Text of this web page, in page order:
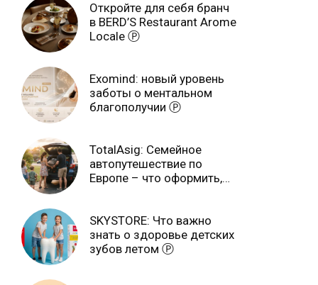
Откройте для себя бранч
в BERD’S Restaurant Arome
Locale Ⓟ
Exomind: новый уровень
заботы о ментальном
благополучии Ⓟ
TotalAsig: Семейное
автопутешествие по
Европе – что оформить,
SKYSTORE: Что важно
знать о здоровье детских
зубов летом Ⓟ